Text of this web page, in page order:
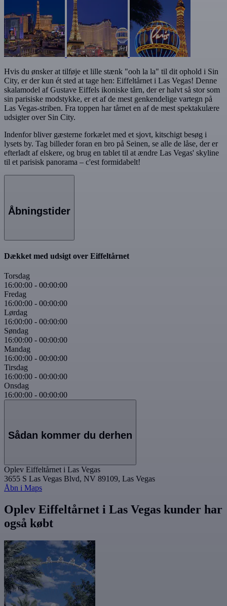
Hvis du ønsker at tilføje et lille stænk "ooh la la" til dit ophold i Sin
City, er der kun ét sted at tage hen: Eiffeltårnet i Las Vegas! Denne
skalamodel af Gustave Eiffels ikoniske tårn, der er halvt så stor som
sin parisiske modstykke, er et af de mest genkendelige vartegn på
Las Vegas-striben. Fra toppen har tårnet en af de mest spektakulære
udsigter over Sin City.
Indenfor bliver gæsterne forkælet med et sjovt, kitschigt besøg i
lysets by. Tag billeder foran en bro på Seinen, se alle de låse, der er
efterladt af elskere, og brug en tablet til at ændre Las Vegas' skyline
til et parisisk panorama – c'est formidabelt!
Åbningstider
Dækket med udsigt over Eiffeltårnet
Torsdag
16:00:00 - 00:00:00
Fredag
16:00:00 - 00:00:00
Lørdag
16:00:00 - 00:00:00
Søndag
16:00:00 - 00:00:00
Mandag
16:00:00 - 00:00:00
Tirsdag
16:00:00 - 00:00:00
Onsdag
16:00:00 - 00:00:00
Sådan kommer du derhen
Oplev Eiffeltårnet i Las Vegas
3655 S Las Vegas Blvd, NV 89109, Las Vegas
Åbn i Maps
Oplev Eiffeltårnet i Las Vegas kunder har
også købt